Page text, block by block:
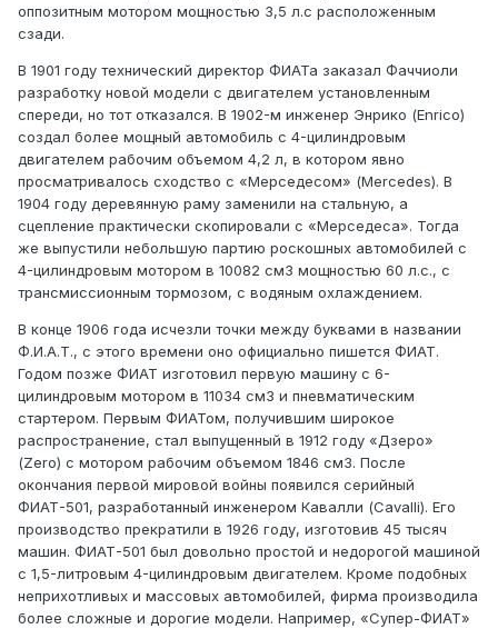
оппозитным мотором мощностью 3,5 л.с расположенным
сзади.
В 1901 году технический директор ФИАТа заказал Фаччиоли
разработку новой модели с двигателем установленным
спереди, но тот отказался. В 1902-м инженер Энрико (Enrico)
создал более мощный автомобиль с 4-цилиндровым
двигателем рабочим объемом 4,2 л, в котором явно
просматривалось сходство с «Мерседесом» (Mercedes). В
1904 году деревянную раму заменили на стальную, а
сцепление практически скопировали с «Мерседеса». Тогда
же выпустили небольшую партию роскошных автомобилей с
4-цилиндровым мотором в 10082 см3 мощностью 60 л.с., с
трансмиссионным тормозом, с водяным охлаждением.
В конце 1906 года исчезли точки между буквами в названии
Ф.И.А.Т., с этого времени оно официально пишется ФИАТ.
Годом позже ФИАТ изготовил первую машину с 6-
цилиндровым мотором в 11034 см3 и пневматическим
стартером. Первым ФИАТом, получившим широкое
распространение, стал выпущенный в 1912 году «Дзеро»
(Zero) с мотором рабочим объемом 1846 см3. После
окончания первой мировой войны появился серийный
ФИАТ-501, разработанный инженером Кавалли (Cavalli). Его
производство прекратили в 1926 году, изготовив 45 тысяч
машин. ФИАТ-501 был довольно простой и недорогой машиной
с 1,5-литровым 4-цилиндровым двигателем. Кроме подобных
неприхотливых и массовых автомобилей, фирма производила
более сложные и дорогие модели. Например, «Супер-ФИАТ»